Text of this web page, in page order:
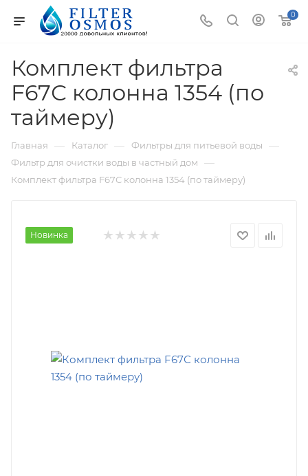
0
Комплект фильтра
F67С колонна 1354 (по
таймеру)
Главная — Каталог — Фильтры для питьевой воды —
Фильтр для очистки воды в частный дом —
Комплект фильтра F67С колонна 1354 (по таймеру)
Новинка